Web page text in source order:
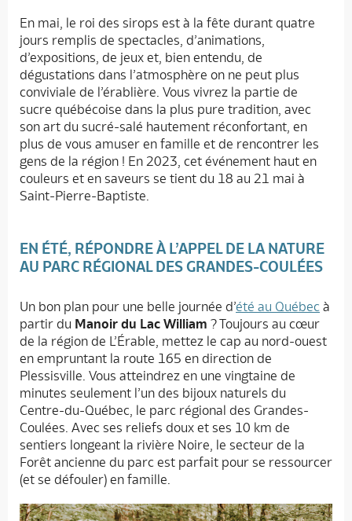
En mai, le roi des sirops est à la fête durant quatre
jours remplis de spectacles, d’animations,
d’expositions, de jeux et, bien entendu, de
dégustations dans l’atmosphère on ne peut plus
conviviale de l’érablière. Vous vivrez la partie de
sucre québécoise dans la plus pure tradition, avec
son art du sucré-salé hautement réconfortant, en
plus de vous amuser en famille et de rencontrer les
gens de la région ! En 2023, cet événement haut en
couleurs et en saveurs se tient du 18 au 21 mai à
Saint-Pierre-Baptiste.
EN ÉTÉ, RÉPONDRE À L’APPEL DE LA NATURE
AU PARC RÉGIONAL DES GRANDES-COULÉES
Un bon plan pour une belle journée d’été au Québec à
partir du Manoir du Lac William ? Toujours au cœur
de la région de L’Érable, mettez le cap au nord-ouest
en empruntant la route 165 en direction de
Plessisville. Vous atteindrez en une vingtaine de
minutes seulement l’un des bijoux naturels du
Centre-du-Québec, le parc régional des Grandes-
Coulées. Avec ses reliefs doux et ses 10 km de
sentiers longeant la rivière Noire, le secteur de la
Forêt ancienne du parc est parfait pour se ressourcer
(et se défouler) en famille.